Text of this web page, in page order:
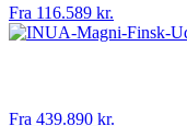
Fra 116.589 kr.
Fra 439.890 kr.